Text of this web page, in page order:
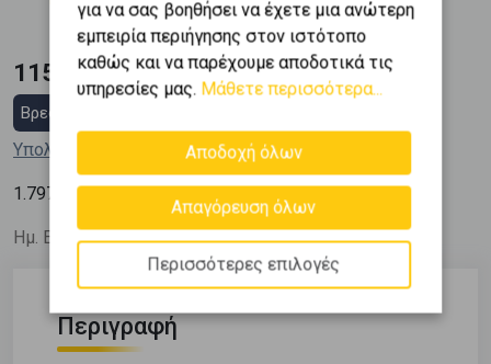
64 m
1980
115.000 €
Βρες στεγαστικό δάνειο
Υπολόγισε τη δόση μου
1.797 € / m2
Ημ. Ενημέρωσης: 07/04/26
Περιγραφή
για να σας βοηθήσει να έχετε μια ανώτερη
εμπειρία περιήγησης στον ιστότοπο
καθώς και να παρέχουμε αποδοτικά τις
υπηρεσίες μας. Μάθετε περισσότερα...
Αποδοχή όλων
Απαγόρευση όλων
Περισσότερες επιλογές